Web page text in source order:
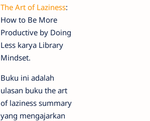
The Art of Laziness:
How to Be More
Productive by Doing
Less karya Library
Mindset.
Buku ini adalah
ulasan buku the art
of laziness summary
yang mengajarkan